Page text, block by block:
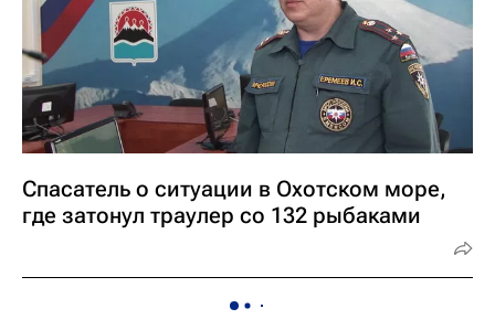
Спасатель о ситуации в Охотском море,
где затонул траулер со 132 рыбаками